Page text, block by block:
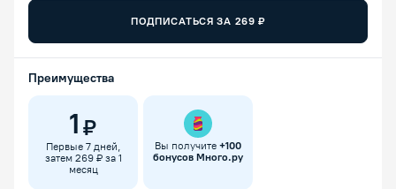
ПОДПИСАТЬСЯ ЗА 269 ₽
Преимущества
1 ₽
Первые 7 дней,
затем 269 ₽ за 1
месяц
Вы получите +100
бонусов Много.ру